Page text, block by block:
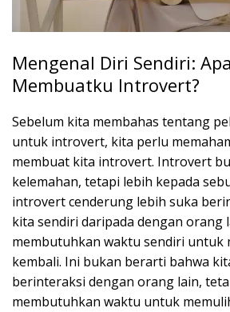
Mengenal Diri Sendiri:
Membuatku Introvert?
Sebelum kita membahas tentang
untuk introvert, kita perlu
membuat kita introvert. Introvert
kelemahan, tetapi lebih kepada
introvert cenderung lebih suka
kita sendiri daripada dengan orang
membutuhkan waktu sendiri untuk
kembali. Ini bukan berarti bahwa
berinteraksi dengan orang lain,
membutuhkan waktu untuk